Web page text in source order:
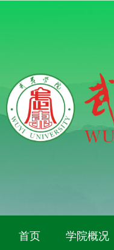
首页 学院概况